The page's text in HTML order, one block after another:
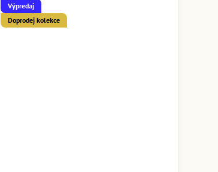
Výpredaj
Doprodej kolekce